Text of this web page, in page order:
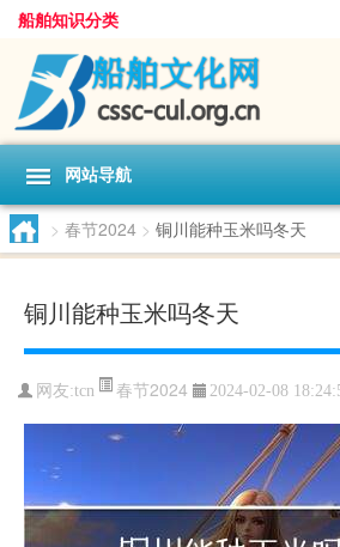
船舶知识分类
网站导航
> 春节2024 > 铜川能种玉米吗冬天
铜川能种玉米吗冬天
网友:tcn 春节2024 2024-02-08